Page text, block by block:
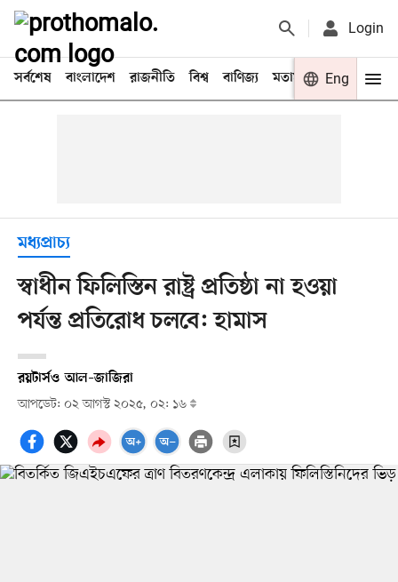
Login
সর্বশেষ বাংলাদেশ রাজনীতি বিশ্ব বাণিজ্য মতামত খেলা
Eng
মধ্যপ্রাচ্য
স্বাধীন ফিলিস্তিন রাষ্ট্র প্রতিষ্ঠা না হওয়া
পর্যন্ত প্রতিরোধ চলবে: হামাস
রয়টার্সও আল–জাজিরা
আপডেট: ০২ আগস্ট ২০২৫, ০২: ১৬